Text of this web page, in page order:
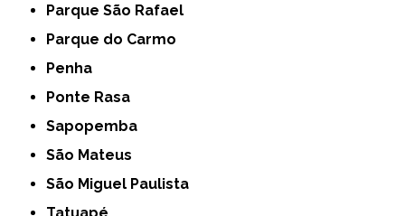
Parque São Rafael
Parque do Carmo
Penha
Ponte Rasa
Sapopemba
São Mateus
São Miguel Paulista
Tatuapé